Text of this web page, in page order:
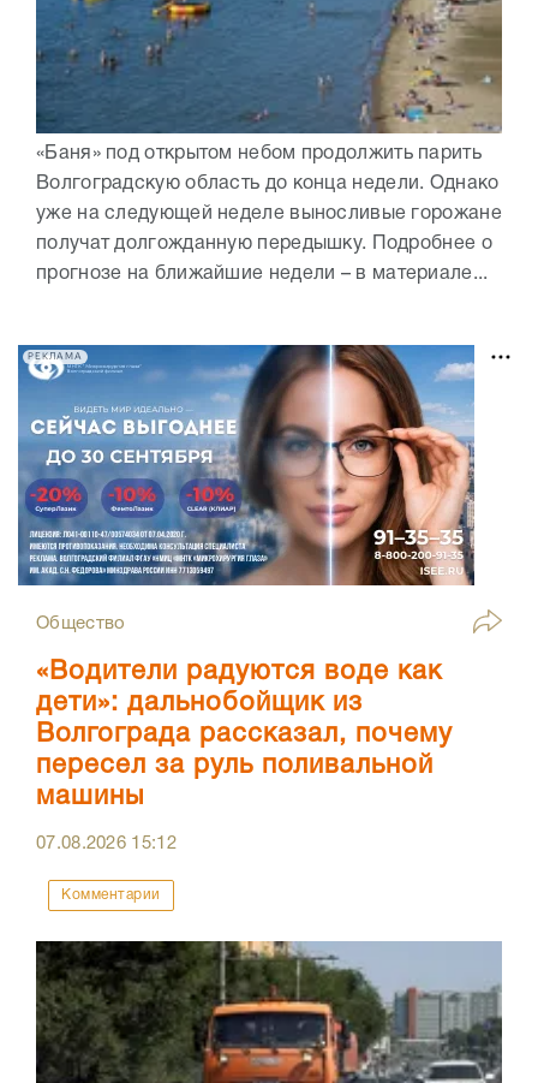
«Баня» под открытом небом продолжить парить
Волгоградскую область до конца недели. Однако
уже на следующей неделе выносливые горожане
получат долгожданную передышку. Подробнее о
прогнозе на ближайшие недели – в материале...
РЕКЛАМА
Общество
«Водители радуются воде как
дети»: дальнобойщик из
Волгограда рассказал, почему
пересел за руль поливальной
машины
07.08.2026 15:12
Комментарии